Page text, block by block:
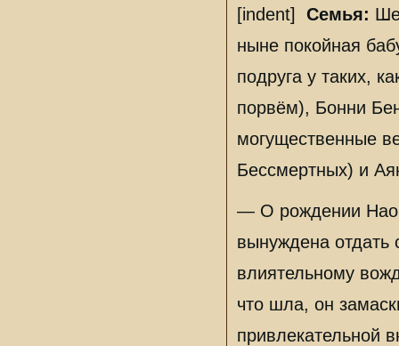
[indent] Семья:
ныне покойная
подруга у таких,
порвём), Бонни
могущественные
Бессмертных) и
— О рождении
вынуждена отдать
влиятельному
что шла, он
привлекательной